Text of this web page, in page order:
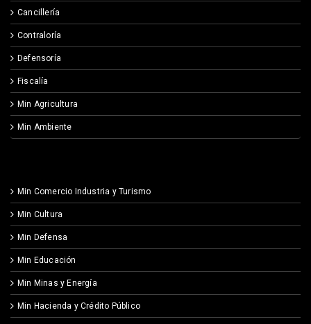
Cancillería
Contraloría
Defensoría
Fiscalía
Min Agricultura
Min Ambiente
Min Comercio Industria y Turismo
Min Cultura
Min Defensa
Min Educación
Min Minas y Energía
Min Hacienda y Crédito Público